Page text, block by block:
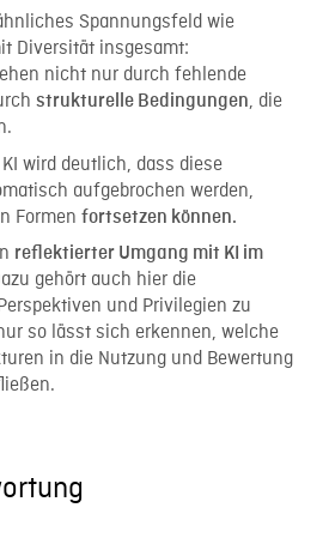
Spannungsfeld wie
Diversität insgesamt:
nicht nur durch fehlende
strukturelle Bedingungen, die
wird deutlich, dass diese
aufgebrochen werden,
Formen fortsetzen können.
reflektierter Umgang mit KI im
gehört auch hier die
und Privilegien zu
so lässt sich erkennen, welche
in die Nutzung und Bewertung